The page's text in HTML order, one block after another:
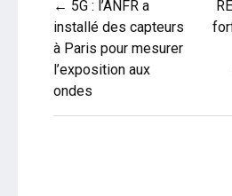
de
l’article
← 5G : l’ANFR a
installé des capteurs
à Paris pour mesurer
l’exposition aux
ondes